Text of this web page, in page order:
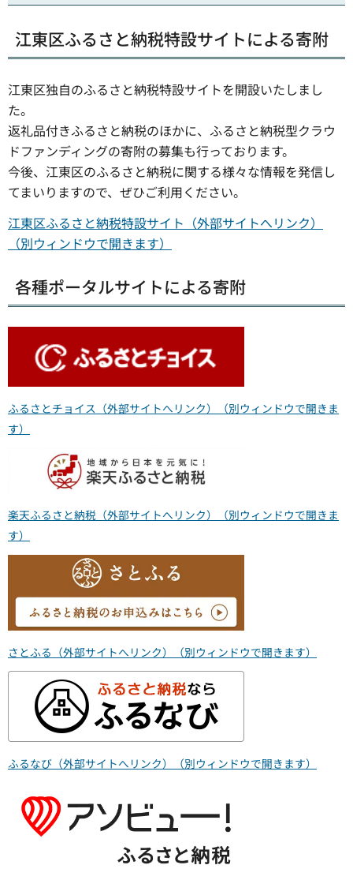
江東区ふるさと納税特設サイトによる寄附
江東区独自のふるさと納税特設サイトを開設いたしまし
た。
返礼品付きふるさと納税のほかに、ふるさと納税型クラウ
ドファンディングの寄附の募集も行っております。
今後、江東区のふるさと納税に関する様々な情報を発信し
てまいりますので、ぜひご利用ください。
江東区ふるさと納税特設サイト（外部サイトへリンク）
（別ウィンドウで開きます）
各種ポータルサイトによる寄附
ふるさとチョイス（外部サイトへリンク）（別ウィンドウで開きま
す）
楽天ふるさと納税（外部サイトへリンク）（別ウィンドウで開きま
す）
さとふる（外部サイトへリンク）（別ウィンドウで開きます）
ふるなび（外部サイトへリンク）（別ウィンドウで開きます）